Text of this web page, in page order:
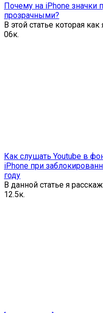
Почему на iPhone значки
прозрачными?
В этой статье которая
06к.
Как слушать Youtube в
iPhone при
году
В данной статье я
12.5к.